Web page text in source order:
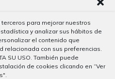
para mejorar nuestros
y analizar sus hábitos de
el contenido que
relacionada con sus preferencias.
SU USO. También puede
de cookies clicando en “Ver
de la DGT
El Día